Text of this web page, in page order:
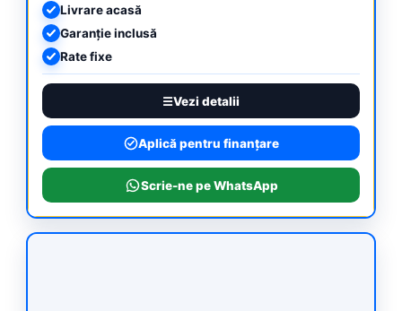
Livrare acasă
Garanție inclusă
Rate fixe
Vezi detalii
Aplică pentru finanțare
Scrie-ne pe WhatsApp